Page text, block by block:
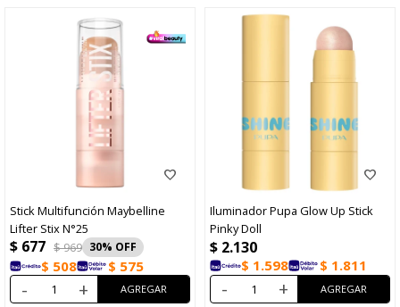
Stick Multifunción Maybelline
Lifter Stix N°25
$ 677 $969 30
$ 508 $ 575
- +
Iluminador Pupa Glow Up Stick
Pinky Doll
$ 2.130
$ 1.598 $ 1.811
- +